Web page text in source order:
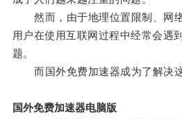
然而，由于地理位置限制、网
用户在使用互联网过程中经常会遇
题。
而国外免费加速器成为了解决这
国外免费加速器电脑版